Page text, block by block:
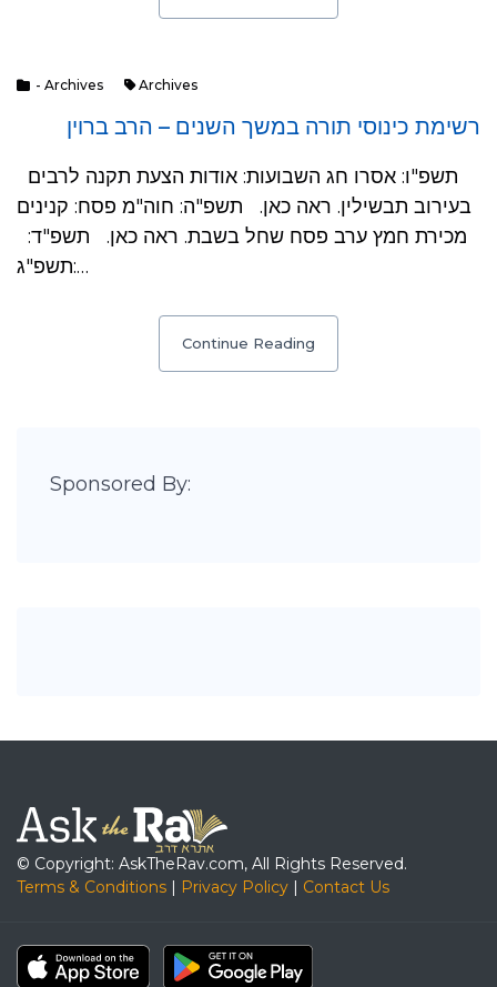
- Archives Archives
רשימת כינוסי תורה במשך השנים – הרב ברוין
בעירוב תבשילין. ראה כאן. תשפ"ה: חוה"מ פסח: קנינים
מכירת חמץ ערב פסח שחל בשבת. ראה כאן. תשפ"ד:
תשפ"ג:…
Continue Reading
Sponsored By:
© Copyright: AskTheRav.com, All Rights Reserved.
Terms & Conditions | Privacy Policy | Contact Us